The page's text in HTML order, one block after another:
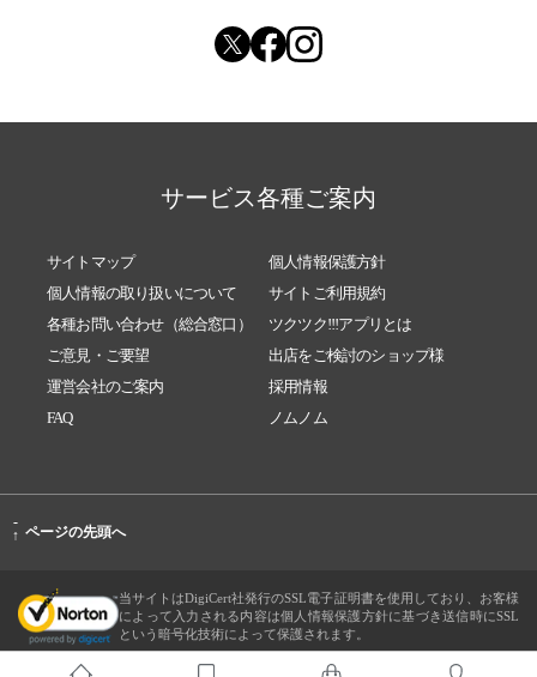
サービス各種ご案内
サイトマップ
個人情報保護方針
個人情報の取り扱いについて
サイトご利用規約
各種お問い合わせ（総合窓口）
ツクツク!!!アプリとは
ご意見・ご要望
出店をご検討のショップ様
運営会社のご案内
採用情報
FAQ
ノムノム
-
↑ ページの先頭へ
当サイトはDigiCert社発行のSSL電子証明書を使用しており、お客様
によって入力される内容は個人情報保護方針に基づき送信時にSSL
という暗号化技術によって保護されます。